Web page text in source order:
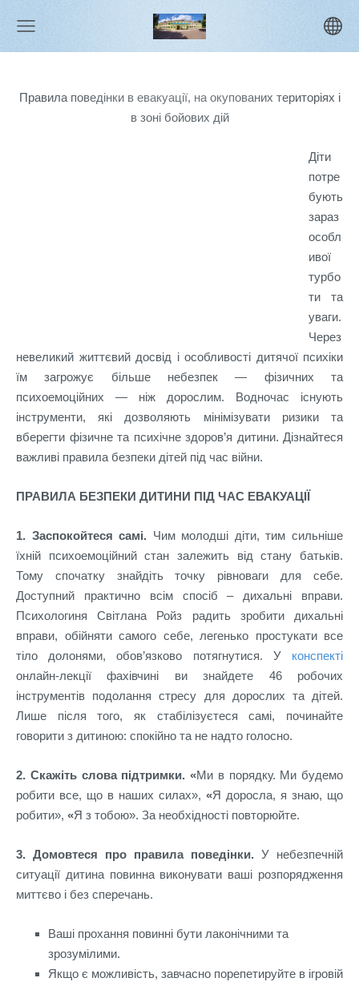
Правила поведінки в евакуації, на окупованих територіях і
в зоні бойових дій
Діти
потре
бують
зараз
особл
ивої
турбо
ти та
уваги.
Через
невеликий життєвий досвід і особливості дитячої психіки
їм загрожує більше небезпек — фізичних та
психоемоційних — ніж дорослим. Водночас існують
інструменти, які дозволяють мінімізувати ризики та
вберегти фізичне та психічне здоров’я дитини. Дізнайтеся
важливі правила безпеки дітей під час війни.
ПРАВИЛА БЕЗПЕКИ ДИТИНИ ПІД ЧАС ЕВАКУАЦІЇ
1. Заспокойтеся самі. Чим молодші діти, тим сильніше
їхній психоемоційний стан залежить від стану батьків.
Тому спочатку знайдіть точку рівноваги для себе.
Доступний практично всім спосіб – дихальні вправи.
Психологиня Світлана Ройз радить зробити дихальні
вправи, обійняти самого себе, легенько простукати все
тіло долонями, обов’язково потягнутися. У конспекті
онлайн-лекції фахівчині ви знайдете 46 робочих
інструментів подолання стресу для дорослих та дітей.
Лише після того, як стабілізуєтеся самі, починайте
говорити з дитиною: спокійно та не надто голосно.
2. Скажіть слова підтримки. «Ми в порядку. Ми будемо
робити все, що в наших силах», «Я доросла, я знаю, що
робити», «Я з тобою». За необхідності повторюйте.
3. Домовтеся про правила поведінки. У небезпечній
ситуації дитина повинна виконувати ваші розпорядження
миттєво і без сперечань.
Ваші прохання повинні бути лаконічними та
зрозумілими.
Якщо є можливість, завчасно порепетируйте в ігровій